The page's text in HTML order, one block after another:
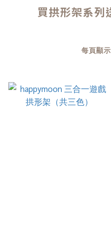
買拱形架系列
每頁顯